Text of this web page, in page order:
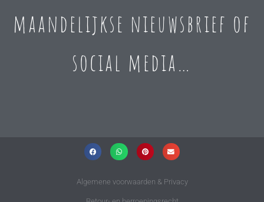
maandelijkse nieuwsbrief of
social media…
Algemene voorwaarden & Privacy